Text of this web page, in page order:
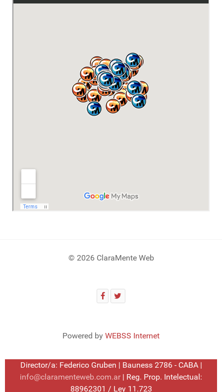
© 2026 ClaraMente Web
Powered by WEBSS Internet
Director/a: Federico Gruben | Bauness 2786 - CABA |
info@claramenteweb.com.ar | Reg. Prop. Intelectual:
88962301 / Ley 11.723